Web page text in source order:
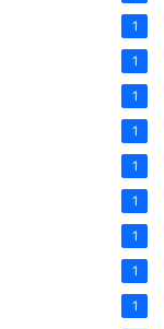
1
1
1
1
1
1
1
1
1